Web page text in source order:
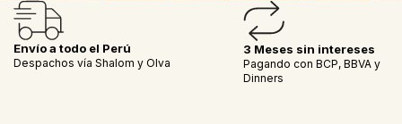
Envío a todo el Perú
Despachos vía Shalom y Olva
3 Meses sin intereses
Pagando con BCP, BBVA y
Dinners